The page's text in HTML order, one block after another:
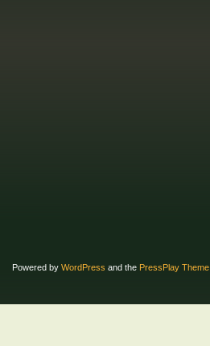
Powered by WordPress and the PressPlay Theme